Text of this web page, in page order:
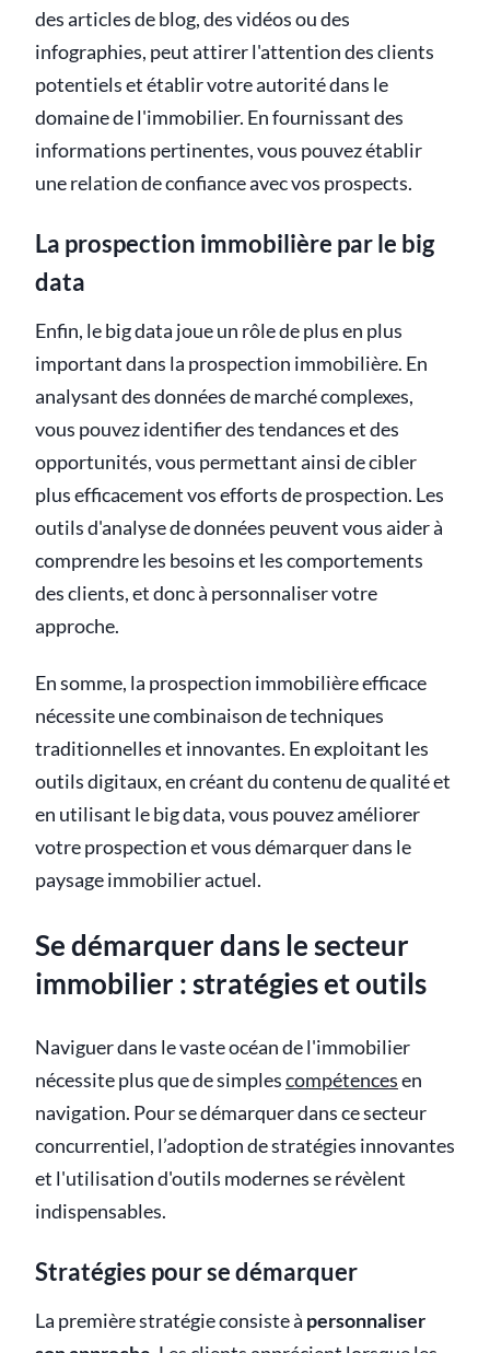
des articles de blog, des vidéos ou des
infographies, peut attirer l'attention des clients
potentiels et établir votre autorité dans le
domaine de l'immobilier. En fournissant des
informations pertinentes, vous pouvez établir
une relation de confiance avec vos prospects.
La prospection immobilière par le big
data
Enfin, le big data joue un rôle de plus en plus
important dans la prospection immobilière. En
analysant des données de marché complexes,
vous pouvez identifier des tendances et des
opportunités, vous permettant ainsi de cibler
plus efficacement vos efforts de prospection. Les
outils d'analyse de données peuvent vous aider à
comprendre les besoins et les comportements
des clients, et donc à personnaliser votre
approche.
En somme, la prospection immobilière efficace
nécessite une combinaison de techniques
traditionnelles et innovantes. En exploitant les
outils digitaux, en créant du contenu de qualité et
en utilisant le big data, vous pouvez améliorer
votre prospection et vous démarquer dans le
paysage immobilier actuel.
Se démarquer dans le secteur
immobilier : stratégies et outils
Naviguer dans le vaste océan de l'immobilier
nécessite plus que de simplescompétencesen
navigation. Pour se démarquer dans ce secteur
concurrentiel, l’adoption de stratégies innovantes
et l'utilisation d'outils modernes se révèlent
indispensables.
Stratégies pour se démarquer
La première stratégie consiste à personnaliser